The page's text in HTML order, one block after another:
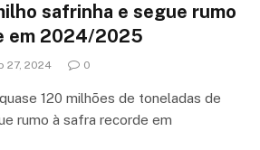
safrinha e segue rumo
em 2024/2025
27, 2024 0
120 milhões de toneladas de
rumo à safra recorde em